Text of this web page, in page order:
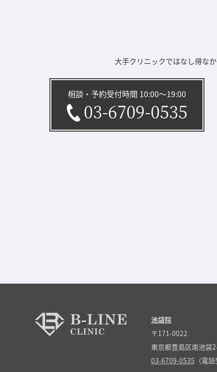
大手クリニックではなし得な
相談・予約受付時間 10:00〜19:00
03-6709-0535
池袋院
〒171-0022
東京都豊島区南池袋
03-6709-0535 （電